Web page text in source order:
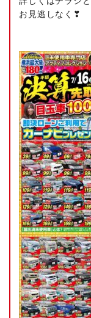
お見逃しなく❣